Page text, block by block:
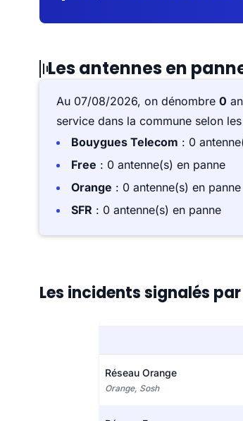
Les antennes en
Au 07/08/2026, on dénombre 0
service dans la commune selon
Bouygues Telecom : 0
Free : 0 antenne(s) en panne
Orange : 0 antenne(s) en panne
SFR : 0 antenne(s) en panne
Les incidents signalés
Réseau Orange
Orange, Sosh